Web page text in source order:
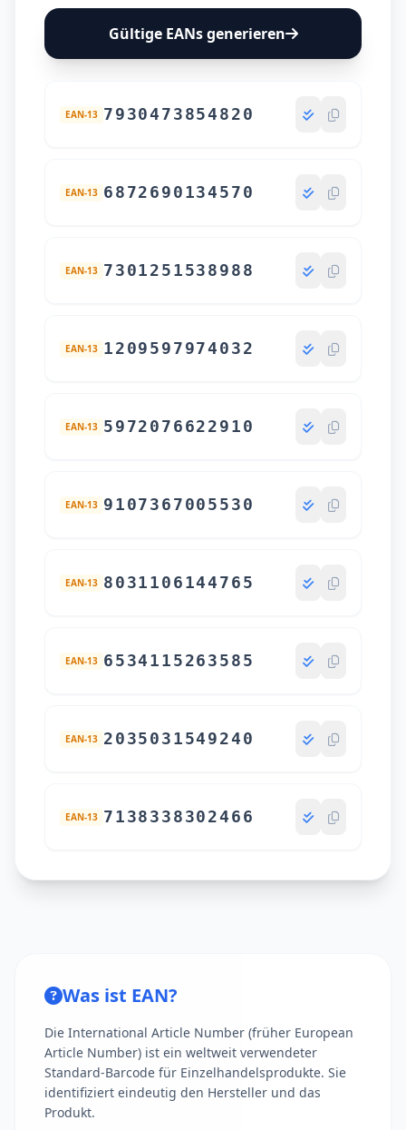
Gültige EANs generieren
EAN-13 7930473854820
EAN-13 6872690134570
EAN-13 7301251538988
EAN-13 1209597974032
EAN-13 5972076622910
EAN-13 9107367005530
EAN-13 8031106144765
EAN-13 6534115263585
EAN-13 2035031549240
EAN-13 7138338302466
Was ist EAN?
Die International Article Number (früher European
Article Number) ist ein weltweit verwendeter
Standard-Barcode für Einzelhandelsprodukte. Sie
identifiziert eindeutig den Hersteller und das
Produkt.